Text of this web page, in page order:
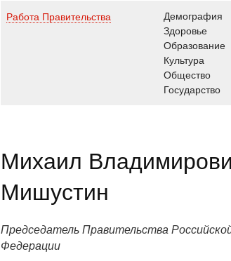
Работа Правительства
Демография
Здоровье
Образование
Культура
Общество
Государство
Михаил
Мишустин
Председатель Правительства
Федерации